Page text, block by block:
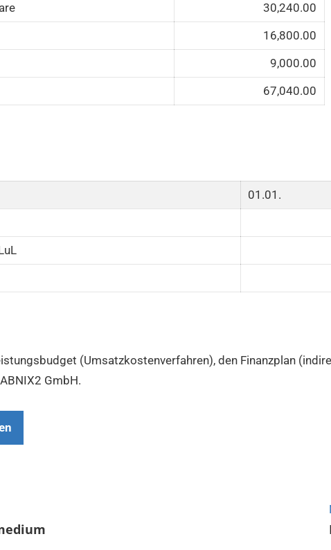
30,240.00
16,800.00
9,000.00
67,040.00
01.01.
(Umsatzkostenverfahren), den Finanzplan
GmbH.